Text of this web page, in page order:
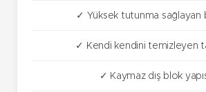
✓ Yüksek tutunma sağlayan
✓ Kendi kendini temizleyen
✓ Kaymaz dış blok